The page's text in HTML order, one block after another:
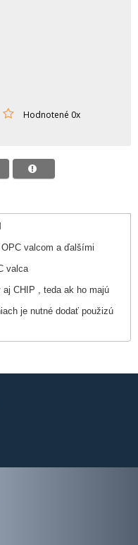
Hodnotené 0x
valcom a ďalšími
valca
CHIP , teda ak ho majú
je nutné dodať použizú